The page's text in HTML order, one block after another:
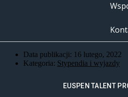
Data publikacji: 16 lutego, 2022
Kategoria: Stypendia i wyjazdy
EUSPEN TALENT